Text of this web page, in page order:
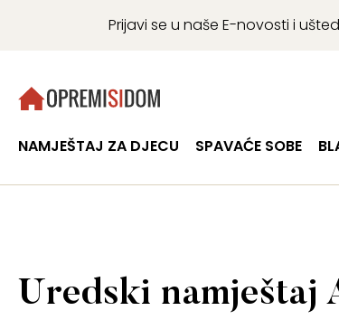
Prijavi se u naše E-novosti i
NAMJEŠTAJ ZA DJECU SPAVAĆE SOBE
Uredski namještaj